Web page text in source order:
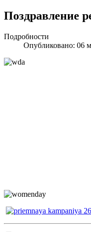
Поздравление
Подробности
Опубликовано: 06